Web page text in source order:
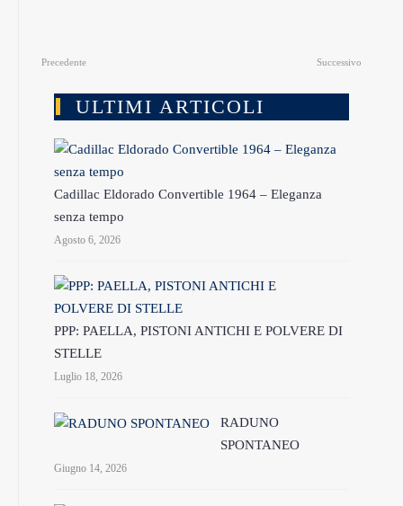
Precedente Successivo
ULTIMI ARTICOLI
Cadillac Eldorado Convertible 1964 – Eleganza
senza tempo
Agosto 6, 2026
PPP: PAELLA, PISTONI ANTICHI E POLVERE DI
STELLE
Luglio 18, 2026
RADUNO
SPONTANEO
Giugno 14, 2026